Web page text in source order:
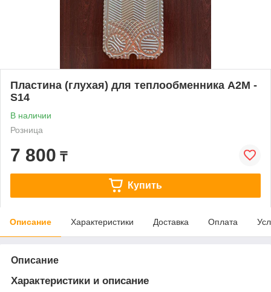
Пластина (глухая) для теплообменника A2M -
S14
В наличии
Розница
7 800 ₸
Купить
Описание Характеристики Доставка Оплата
Описание
Характеристики и описание